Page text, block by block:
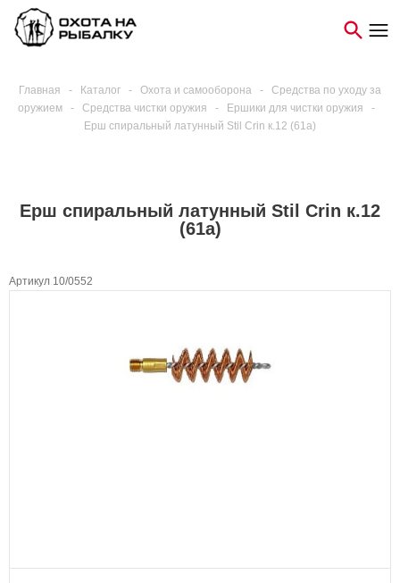
Главная - Каталог - Охота и самооборона -
Средства по уходу за
оружием
- Средства чистки оружия - Ершики для чистки оружия
-
Ерш спиральный латунный Stil Crin к.12 (61а)
Ерш спиральный латунный Stil Crin к.12
(61а)
Артикул 10/0552